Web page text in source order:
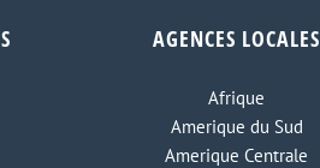
AGENCES LOCALES
Afrique
Amerique du Sud
Amerique Centrale